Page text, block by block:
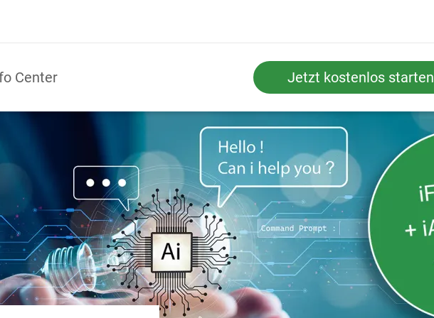
Center Jetzt kostenlos starten